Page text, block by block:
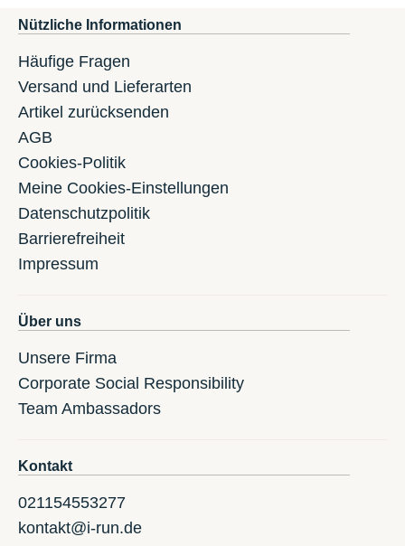
Nützliche Informationen
Häufige Fragen
Versand und Lieferarten
Artikel zurücksenden
AGB
Cookies-Politik
Meine Cookies-Einstellungen
Datenschutzpolitik
Barrierefreiheit
Impressum
Über uns
Unsere Firma
Corporate Social Responsibility
Team Ambassadors
Kontakt
021154553277
kontakt@i-run.de